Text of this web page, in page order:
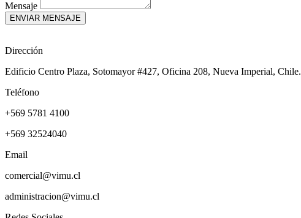
Mensaje
ENVIAR MENSAJE
Dirección
Edificio Centro Plaza, Sotomayor #427, Oficina 208, Nueva Imperial, Chile.
Teléfono
+569 5781 4100
+569 32524040
Email
comercial@vimu.cl
administracion@vimu.cl